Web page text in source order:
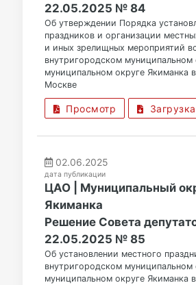
22.05.2025 № 84
Об утверждении Порядка
праздников и организации
и иных зрелищных мероприятий
внутригородском муниципальном
муниципальном округе Якиманка
Москве
Просмотр Загрузка
02.06.2025
дата публикации
ЦАО | Муниципальный
Якиманка
Решение Совета
22.05.2025 № 85
Об установлении местного
внутригородском муниципальном
муниципальном округе Якиманка